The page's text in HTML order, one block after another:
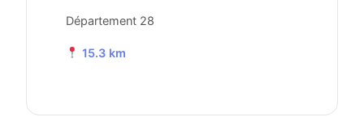
Département 28
15.3 km